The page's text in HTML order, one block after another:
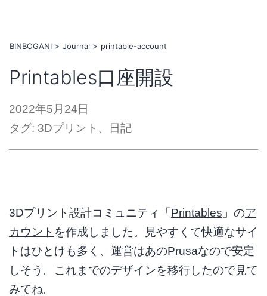
テ
へ
BINBOGANI Journal printable-account
Printables口座開設
2022年5月24日
タグ: 3Dプリント 、 日記
3Dプリント設計コミュニティ「 Printables 」のア
カウント を作成しました。見やすくて快適なサイ
トはひとけも多く、運営はあのPrusaなので安定
しそう。これまでのデザインを移行したので見て
みてね。